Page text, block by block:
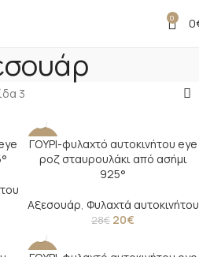
0 0
3
-29%
ΓΟΥΡΙ-φυλαχτό αυτοκινήτου eye
ροζ σταυρουλάκι από ασήμι
925°
Αξεσουάρ, Φυλαχτά αυτοκινήτου
28€ 20€